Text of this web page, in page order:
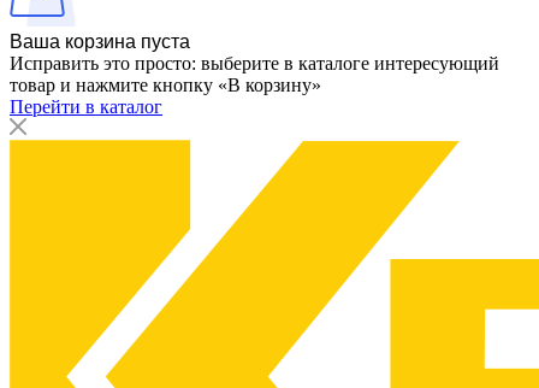
Ваша корзина пуста
Исправить это просто: выберите в каталоге интересующий
товар и нажмите кнопку «В корзину»
Перейти в каталог